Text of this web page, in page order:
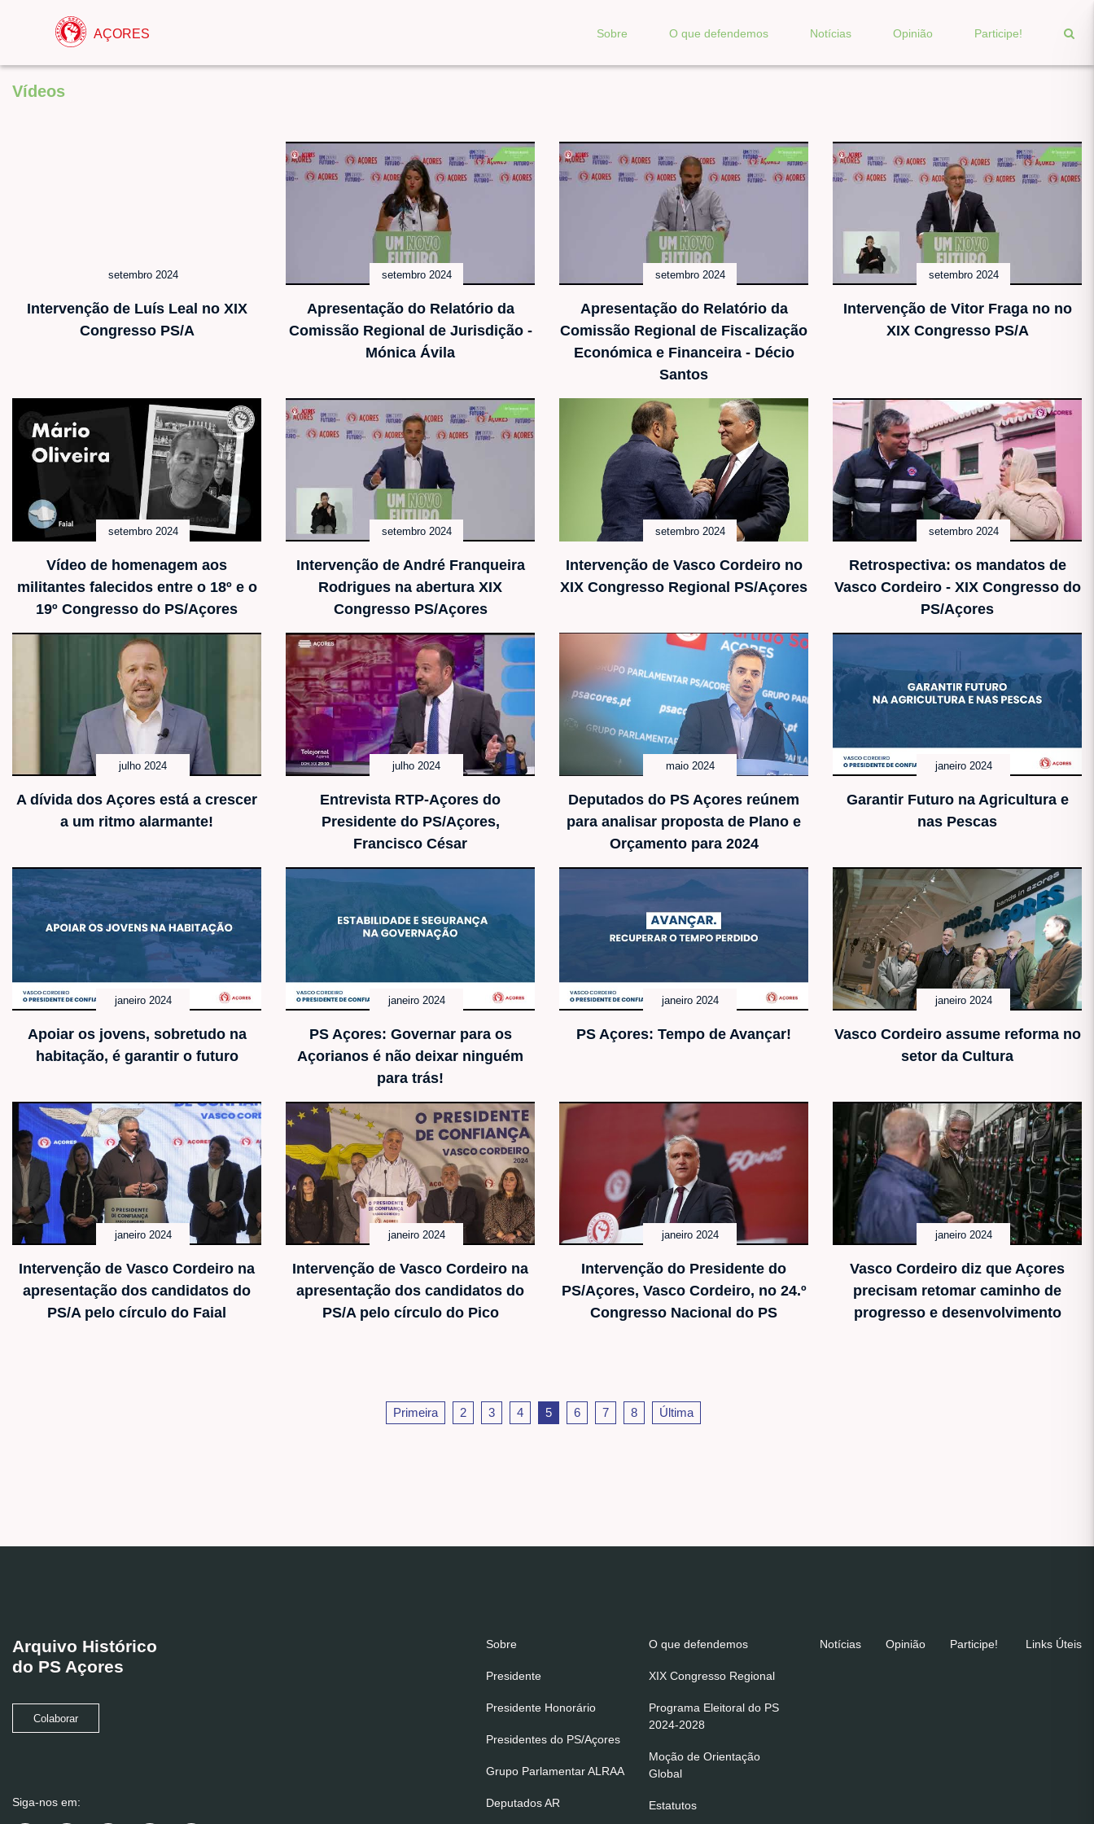
AÇORES Sobre O que defendemos Notícias Opinião Participe!
Vídeos
setembro 2024
Intervenção de Luís Leal no XIX
Congresso PS/A
setembro 2024
Apresentação do Relatório da
Comissão Regional de Jurisdição -
Mónica Ávila
setembro 2024
Apresentação do Relatório da
Comissão Regional de Fiscalização
Económica e Financeira - Décio
Santos
setembro 2024
Intervenção de Vitor Fraga no no
XIX Congresso PS/A
setembro 2024
Vídeo de homenagem aos
militantes falecidos entre o 18º e o
19º Congresso do PS/Açores
setembro 2024
Intervenção de André Franqueira
Rodrigues na abertura XIX
Congresso PS/Açores
setembro 2024
Intervenção de Vasco Cordeiro no
XIX Congresso Regional PS/Açores
setembro 2024
Retrospectiva: os mandatos de
Vasco Cordeiro - XIX Congresso do
PS/Açores
julho 2024
A dívida dos Açores está a crescer
a um ritmo alarmante!
julho 2024
Entrevista RTP-Açores do
Presidente do PS/Açores,
Francisco César
maio 2024
Deputados do PS Açores reúnem
para analisar proposta de Plano e
Orçamento para 2024
janeiro 2024
Garantir Futuro na Agricultura e
nas Pescas
janeiro 2024
Apoiar os jovens, sobretudo na
habitação, é garantir o futuro
janeiro 2024
PS Açores: Governar para os
Açorianos é não deixar ninguém
para trás!
janeiro 2024
PS Açores: Tempo de Avançar!
janeiro 2024
Vasco Cordeiro assume reforma no
setor da Cultura
janeiro 2024
Intervenção de Vasco Cordeiro na
apresentação dos candidatos do
PS/A pelo círculo do Faial
janeiro 2024
Intervenção de Vasco Cordeiro na
apresentação dos candidatos do
PS/A pelo círculo do Pico
janeiro 2024
Intervenção do Presidente do
PS/Açores, Vasco Cordeiro, no 24.º
Congresso Nacional do PS
janeiro 2024
Vasco Cordeiro diz que Açores
precisam retomar caminho de
progresso e desenvolvimento
Primeira 2 3 4 5 6 7 8 Última
Arquivo Histórico
do PS Açores
Colaborar
Siga-nos em:
Sobre
Presidente
Presidente Honorário
Presidentes do PS/Açores
Grupo Parlamentar ALRAA
Deputados AR
O que defendemos
XIX Congresso Regional
Programa Eleitoral do PS
2024-2028
Moção de Orientação
Global
Estatutos
Notícias Opinião Participe! Links Úteis